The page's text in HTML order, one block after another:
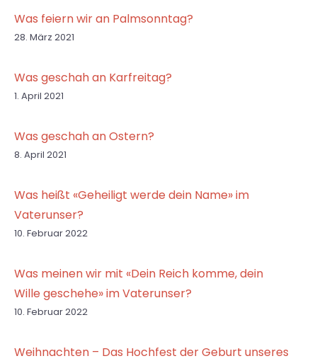
Was feiern wir an Palmsonntag?
28. März 2021
Was geschah an Karfreitag?
1. April 2021
Was geschah an Ostern?
8. April 2021
Was heißt «Geheiligt werde dein Name» im
Vaterunser?
10. Februar 2022
Was meinen wir mit «Dein Reich komme, dein
Wille geschehe» im Vaterunser?
10. Februar 2022
Weihnachten – Das Hochfest der Geburt unseres